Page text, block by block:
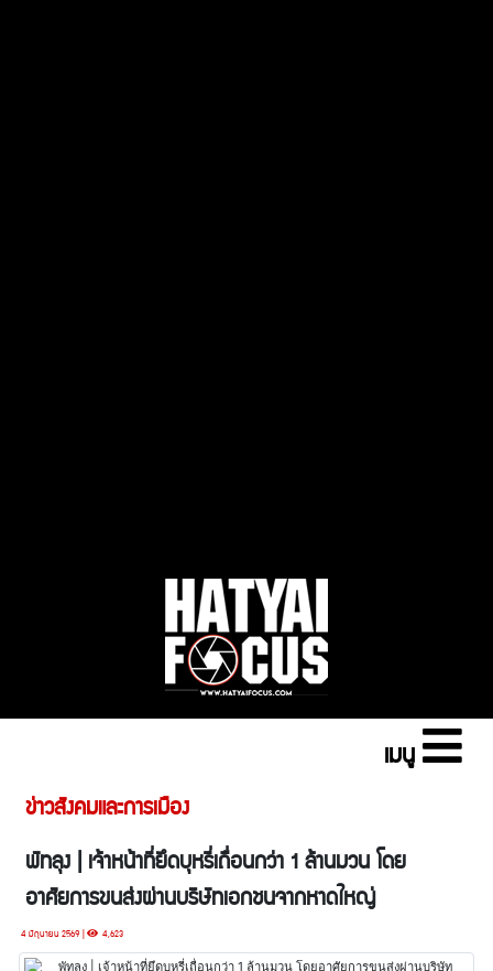
เมนู
ข่าวสังคมและการเมือง
พัทลุง | เจ้าหน้าที่ยึดบุหรี่เถื่อนกว่า 1 ล้านมวน โดย
อาศัยการขนส่งผ่านบริษัทเอกชนจากหาดใหญ่
4 มิถุนายน 2569 | 4,623